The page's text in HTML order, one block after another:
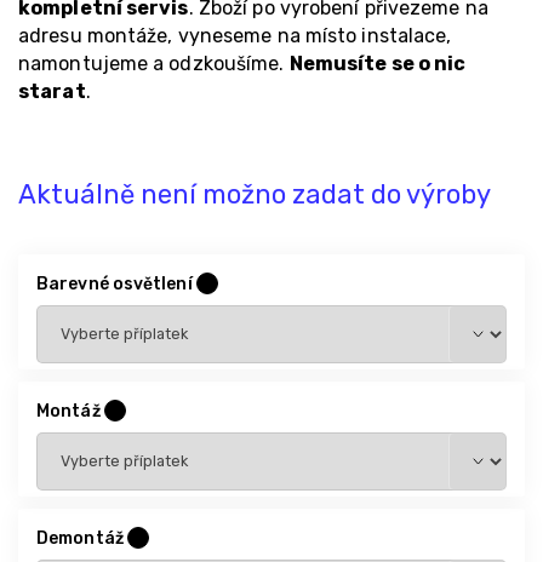
Aktuálně není možno zadat do výroby
Barevné osvětlení
Montáž
Demontáž
kompletní servis. Zboží po vyrobení přivezeme na
adresu montáže, vyneseme na místo instalace,
namontujeme a odzkoušíme. Nemusíte se o nic
starat.